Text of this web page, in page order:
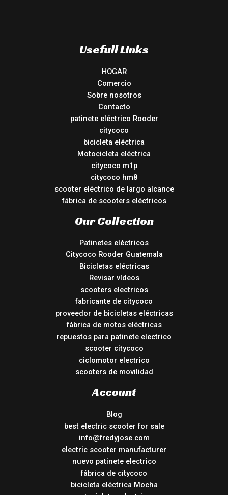
Usefull Links
HOGAR
Comercio
Sobre nosotros
Contacto
patinete eléctrico Rooder
citycoco
bicicleta eléctrica
Motocicleta eléctrica
citycoco m1p
citycoco hm8
scooter eléctrico de largo alcance
fábrica de scooters eléctricos
Our Collection
Patinetes eléctricos
Citycoco Rooder Guatemala
Bicicletas eléctricas
Revisar vídeos
scooters electricos
fabricante de citycoco
proveedor de bicicletas eléctricas
fábrica de motos eléctricas
repuestos para patinete electrico
scooter citycoco
ciclomotor electrico
scooters de movilidad
Account
Blog
best electric scooter for sale
info@fredyjose.com
electric scooter manufacturer
nuevo patinete electrico
fábrica de citycoco
bicicleta eléctrica Mocha